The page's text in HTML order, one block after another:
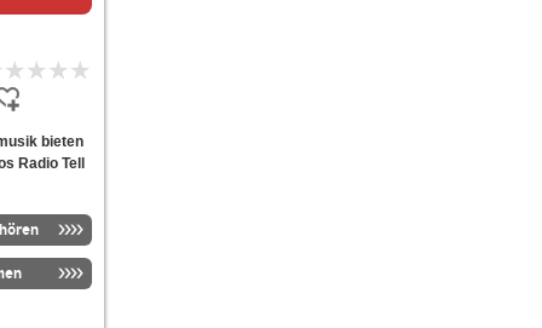
bieten
Radio Tell